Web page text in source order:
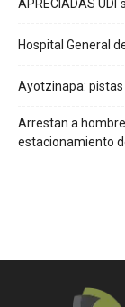
APRECIADAS
Hospital General
Ayotzinapa: pistas
Arrestan a
estacionamiento